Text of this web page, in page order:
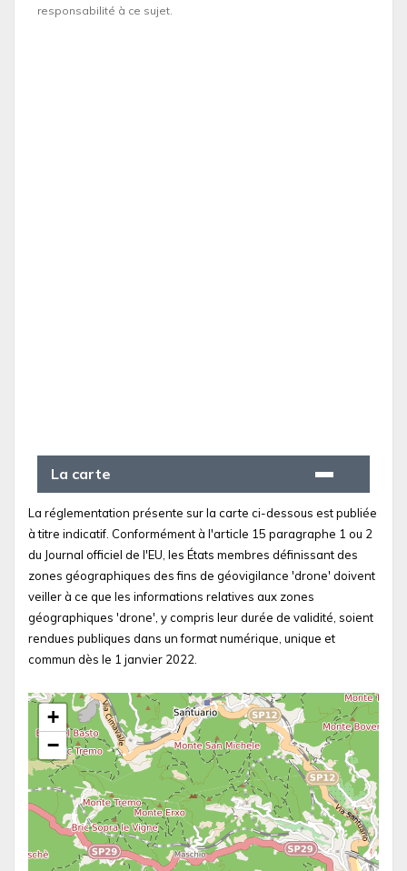
responsabilité à ce sujet.
La carte
La réglementation présente sur la carte ci-dessous est publiée
à titre indicatif. Conformément à l'article 15 paragraphe 1 ou 2
du Journal officiel de l'EU, les États membres définissant des
zones géographiques des fins de géovigilance 'drone' doivent
veiller à ce que les informations relatives aux zones
géographiques 'drone', y compris leur durée de validité, soient
rendues publiques dans un format numérique, unique et
commun dès le 1 janvier 2022.